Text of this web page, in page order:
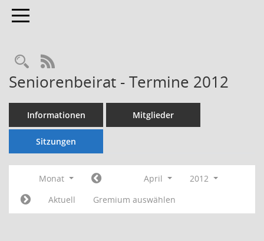
Toggle navigation
Rechercheauswahl
RSS-Feed
Seniorenbeirat - Termine 2012
Informationen Mitglieder
Sitzungen
Monat April
2012
Aktuell
Gremium auswählen